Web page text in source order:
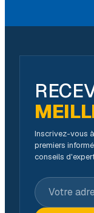
Inscrivez-vous
premiers
conseils
Votre